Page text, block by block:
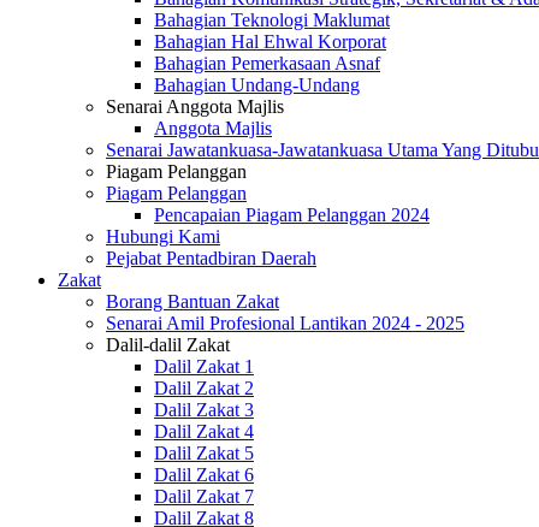
Bahagian Teknologi Maklumat
Bahagian Hal Ehwal Korporat
Bahagian Pemerkasaan Asnaf
Bahagian Undang-Undang
Senarai Anggota Majlis
Anggota Majlis
Senarai Jawatankuasa-Jawatankuasa Utama Yang
Piagam Pelanggan
Piagam Pelanggan
Pencapaian Piagam Pelanggan 2024
Hubungi Kami
Pejabat Pentadbiran Daerah
Zakat
Borang Bantuan Zakat
Senarai Amil Profesional Lantikan 2024 - 2025
Dalil-dalil Zakat
Dalil Zakat 1
Dalil Zakat 2
Dalil Zakat 3
Dalil Zakat 4
Dalil Zakat 5
Dalil Zakat 6
Dalil Zakat 7
Dalil Zakat 8